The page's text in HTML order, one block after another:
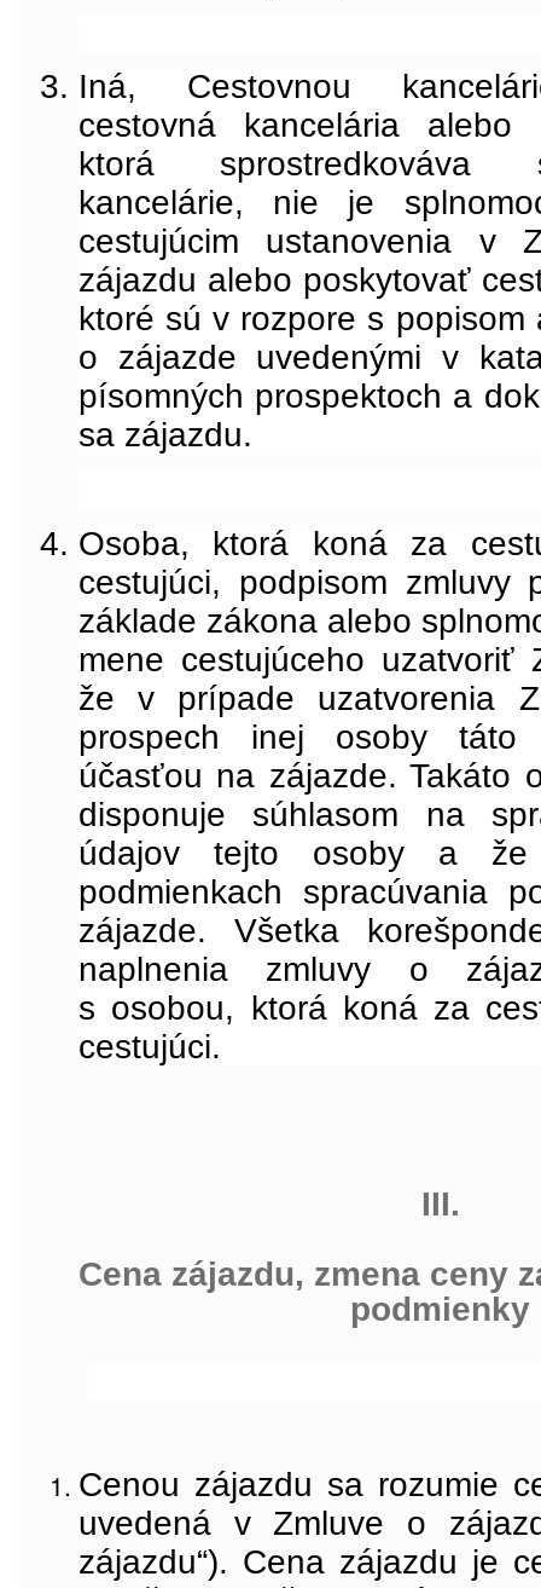
Iná, Cestovnou
cestovná kancelária alebo
ktorá sprostredkováva
kancelárie, nie je
cestujúcim ustanovenia v
zájazdu alebo poskytovať
ktoré sú v rozpore s popisom
o zájazde uvedenými v
písomných prospektoch a
sa zájazdu.
Osoba, ktorá koná za
cestujúci, podpisom zmluvy
základe zákona alebo
mene cestujúceho uzatvoriť
že v prípade uzatvorenia
prospech inej osoby táto
účasťou na zájazde. Takáto
disponuje súhlasom na
údajov tejto osoby a
podmienkach spracúvania
zájazde. Všetka
naplnenia zmluvy o
s osobou, ktorá koná za
cestujúci.
III.
Cena zájazdu, zmena ceny
podmienky
Cenou zájazdu sa rozumie
uvedená v Zmluve o
zájazdu“). Cena zájazdu je